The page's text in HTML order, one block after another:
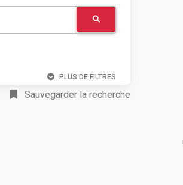
PLUS DE FILTRES
Sauvegarder la recherche